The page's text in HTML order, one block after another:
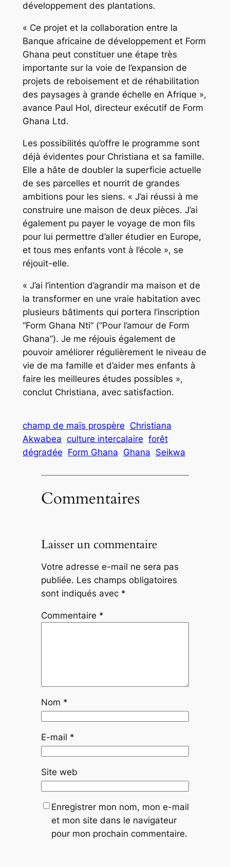
développement des plantations.
« Ce projet et la collaboration entre la
Banque africaine de développement et Form
Ghana peut constituer une étape très
importante sur la voie de l’expansion de
projets de reboisement et de réhabilitation
des paysages à grande échelle en Afrique »,
avance Paul Hol, directeur exécutif de Form
Ghana Ltd.
Les possibilités qu’offre le programme sont
déjà évidentes pour Christiana et sa famille.
Elle a hâte de doubler la superficie actuelle
de ses parcelles et nourrit de grandes
ambitions pour les siens. « J’ai réussi à me
construire une maison de deux pièces. J’ai
également pu payer le voyage de mon fils
pour lui permettre d’aller étudier en Europe,
et tous mes enfants vont à l’école », se
réjouit-elle.
« J’ai l’intention d’agrandir ma maison et de
la transformer en une vraie habitation avec
plusieurs bâtiments qui portera l’inscription
“Form Ghana Nti” (“Pour l’amour de Form
Ghana”). Je me réjouis également de
pouvoir améliorer régulièrement le niveau de
vie de ma famille et d’aider mes enfants à
faire les meilleures études possibles »,
conclut Christiana, avec satisfaction.
champ de maïs prospère Christiana
Akwabea culture intercalaire forêt
dégradée Form Ghana Ghana Seikwa
Commentaires
Laisser un commentaire
Votre adresse e-mail ne sera pas
publiée. Les champs obligatoires
sont indiqués avec *
Commentaire *
Nom *
E-mail *
Site web
Enregistrer mon nom, mon e-mail
et mon site dans le navigateur
pour mon prochain commentaire.